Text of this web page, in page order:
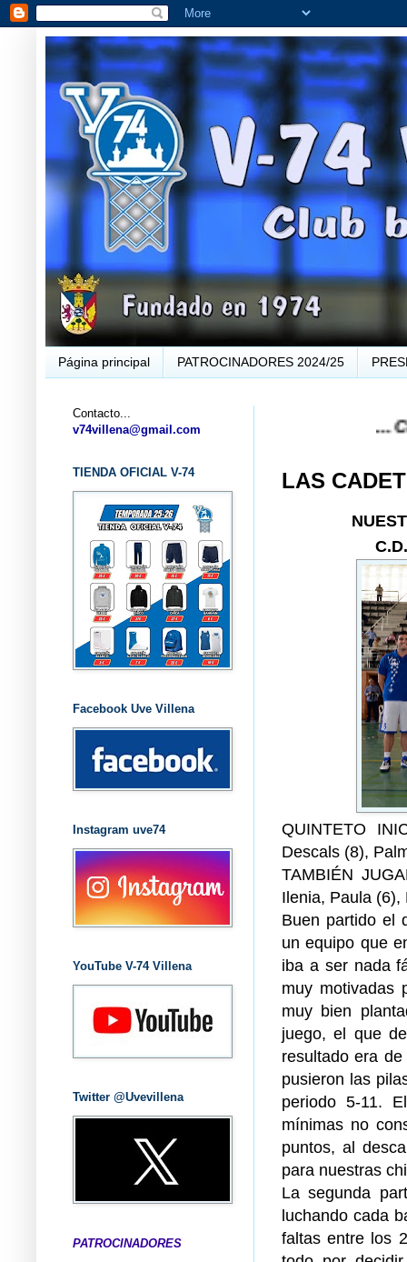
Página principal PATROCINADORES 2024/25
... CLUB
LAS
QUINTETO
Descals (8),
TAMBIÉN
Ilenia, Paula
Buen partido el
un equipo que
iba a ser nada
muy motivadas
muy bien
juego, el que
resultado era
pusieron las
periodo 5-11.
mínimas no
puntos, al
para nuestras
La segunda
luchando cada
faltas entre los
Contacto...
v74villena@gmail.com
TIENDA OFICIAL V-74
Facebook Uve Villena
Instagram uve74
YouTube V-74 Villena
Twitter @Uvevillena
PATROCINADORES